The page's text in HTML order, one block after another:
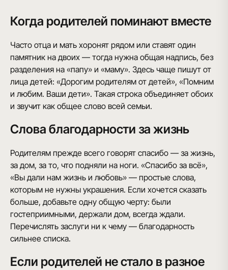
Когда родителей поминают вместе
Часто отца и мать хоронят рядом или ставят один
памятник на двоих — тогда нужна общая надпись, без
разделения на «папу» и «маму». Здесь чаще пишут от
лица детей: «Дорогим родителям от детей», «Помним
и любим. Ваши дети». Такая строка объединяет обоих
и звучит как общее слово всей семьи.
Слова благодарности за жизнь
Родителям прежде всего говорят спасибо — за жизнь,
за дом, за то, что подняли на ноги. «Спасибо за всё»,
«Вы дали нам жизнь и любовь» — простые слова,
которым не нужны украшения. Если хочется сказать
больше, добавьте одну общую черту: были
гостеприимными, держали дом, всегда ждали.
Перечислять заслуги ни к чему — благодарность
сильнее списка.
Если родителей не стало в разное